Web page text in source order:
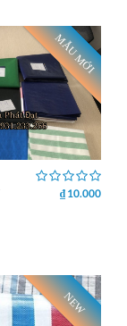
MẪU MỚI
₫ 10.000
NEW